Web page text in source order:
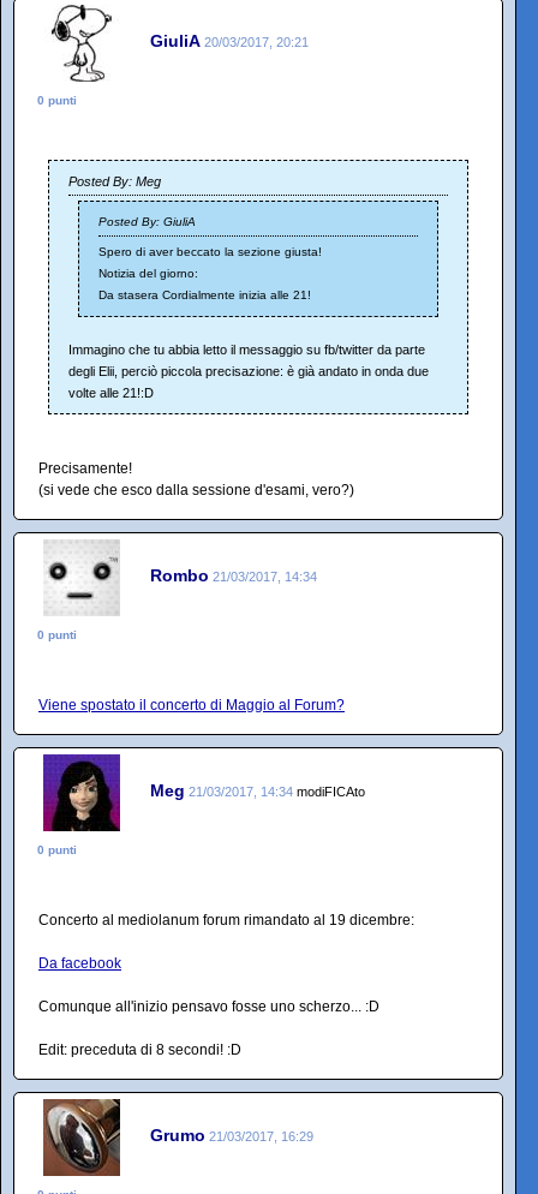
GiuliA 20/03/2017, 20:21
0 punti
Posted By: Meg
Posted By: GiuliA
Spero di aver beccato la sezione giusta!
Notizia del giorno:
Da stasera Cordialmente inizia alle 21!
Immagino che tu abbia letto il messaggio su fb/twitter da parte
degli Elii, perciò piccola precisazione: è già andato in onda due
volte alle 21!:D
Precisamente!
(si vede che esco dalla sessione d'esami, vero?)
Rombo 21/03/2017, 14:34
0 punti
Viene spostato il concerto di Maggio al Forum?
Meg 21/03/2017, 14:34 modiFICAto
0 punti
Concerto al mediolanum forum rimandato al 19 dicembre:
Da facebook
Comunque all'inizio pensavo fosse uno scherzo... :D
Edit: preceduta di 8 secondi! :D
Grumo 21/03/2017, 16:29